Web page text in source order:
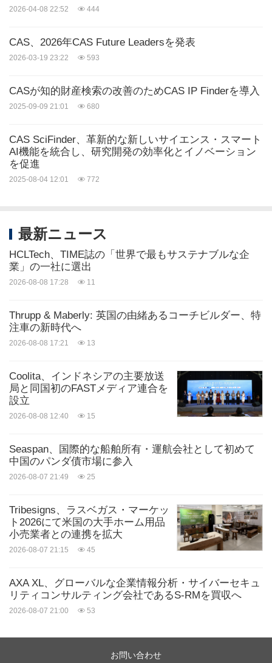
2026-04-08 22:52 444
CAS、2026年CAS Future Leadersを発表
2026-03-19 23:22 593
CASが知的財産検索の改善のためCAS IP Finderを導入
2025-09-09 21:01 680
CAS SciFinder、革新的な新しいサイエンス・スマート
AI機能を統合し、研究開発の効率化とイノベーション
を促進
2025-08-04 12:01 772
最新ニュース
HCLTech、TIME誌の「世界で最もサステナブルな企
業」の一社に選出
2026-08-08 17:28 11
Thrupp & Maberly: 英国の由緒あるコーチビルダー、特
注車の新時代へ
2026-08-08 17:21 13
Coolita、インドネシアの主要放送
局と同国初のFASTメディア連合を
設立
2026-08-08 12:40 15
Seaspan、国際的な船舶所有・運航会社として初めて
中国のパンダ債市場に参入
2026-08-07 21:49 25
Tribesigns、ラスベガス・マーケッ
ト2026にて米国の大手ホーム用品
小売業者との連携を拡大
2026-08-07 21:15 45
AXA XL、グローバルな企業情報分析・サイバーセキュ
リティコンサルティング会社であるS-RMを買収へ
2026-08-07 21:00 53
お問い合わせ